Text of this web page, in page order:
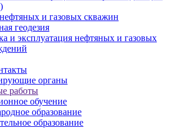
и газовых скважин
геодезия
и эксплуатация нефтяных и газовых
органы
работы
обучение
образование
образование